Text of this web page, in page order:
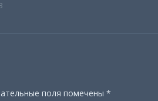
поля помечены *